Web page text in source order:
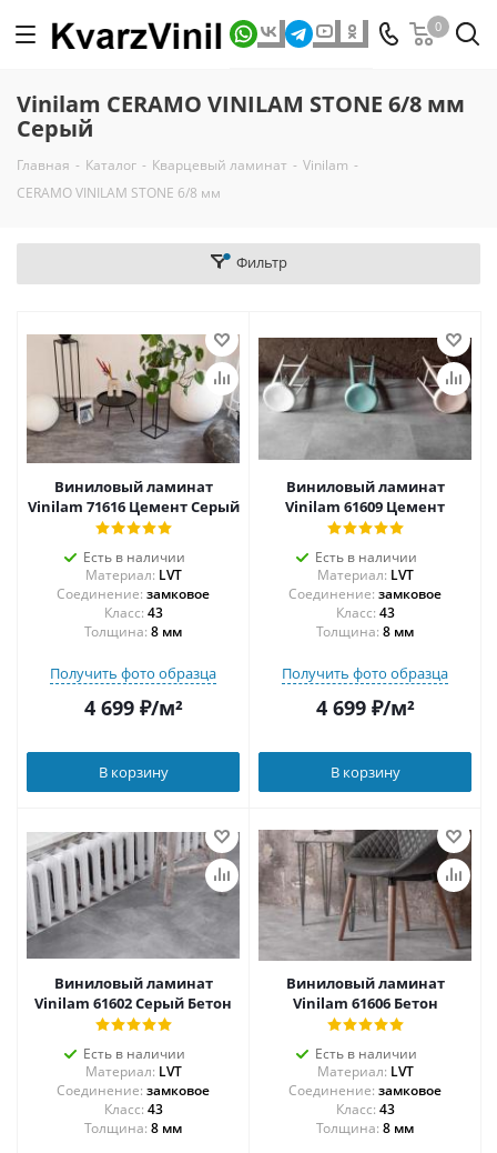
0
Vinilam CERAMO VINILAM STONE 6/8 мм
Серый
Главная - Каталог - Кварцевый ламинат - Vinilam -
CERAMO VINILAM STONE 6/8 мм
Фильтр
Виниловый ламинат
Vinilam 71616 Цемент Серый
Есть в наличии
Материал: LVT
Соединение: замковое
43
Толщина: 8 мм
Получить фото образца
4 699₽/м²
В корзину
Виниловый ламинат
Vinilam 61609 Цемент
Есть в наличии
Материал: LVT
Соединение: замковое
43
Толщина: 8 мм
Получить фото образца
4 699₽/м²
В корзину
Виниловый ламинат
Vinilam 61602 Серый Бетон
Есть в наличии
Материал: LVT
Соединение: замковое
43
Толщина: 8 мм
Виниловый ламинат
Vinilam 61606 Бетон
Есть в наличии
Материал: LVT
Соединение: замковое
43
Толщина: 8 мм